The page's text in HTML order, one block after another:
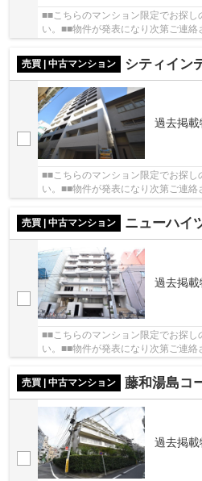
■■こちらのマンション限定でお探し
い。■■物件が発表になり次第ご連絡
売買 | 中古マンション シティイン
過去掲載
■■こちらのマンション限定でお探し
い。■■物件が発表になり次第ご連絡
売買 | 中古マンション ニューハイ
過去掲載
■■こちらのマンション限定でお探し
い。■■物件が発表になり次第ご連絡
売買 | 中古マンション 藤和湯島コ
過去掲載